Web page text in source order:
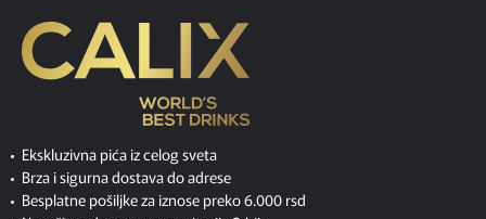
Ekskluzivna pića iz celog sveta
Brza i sigurna dostava do adrese
Besplatne pošiljke za iznose preko 6.000 rsd